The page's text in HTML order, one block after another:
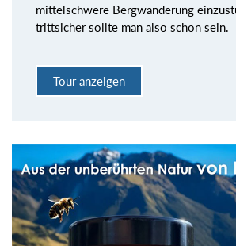
mittelschwere Bergwanderung
trittsicher sollte man also schon sein.
Tour anzeigen